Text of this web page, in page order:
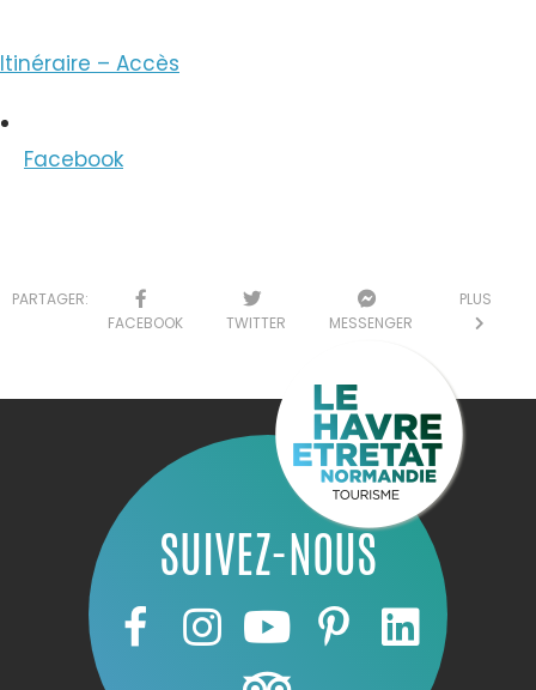
Itinéraire – Accès
Facebook
PARTAGER:
FACEBOOK
TWITTER MESSENGER
PLUS
SUIVEZ-NOUS